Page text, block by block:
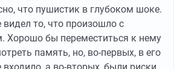
что пушистик в глубоком шоке.
то, что произошло с
Хорошо бы переместиться к нему
память, но, во-первых, в его